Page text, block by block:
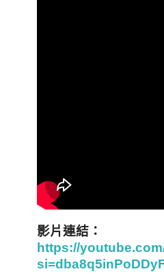
影片連結：
https://